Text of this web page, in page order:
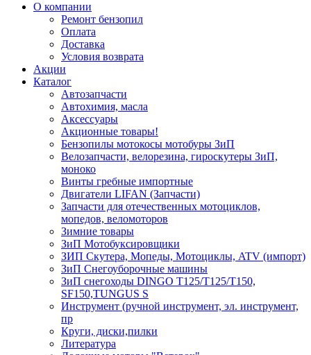
О компании
Ремонт бензопил
Оплата
Доставка
Условия возврата
Акции
Каталог
Автозапчасти
Автохимия, масла
Аксессуары
Акционные товары!
Бензопилы мотокосы мотобуры ЗиП
Велозапчасти, велорезина, гироскутеры ЗиП,
моноко
Винты гребные импортные
Двигатели LIFAN (Запчасти)
Запчасти для отечественных мотоциклов,
мопедов, веломоторов
Зимние товары
ЗиП Мотобуксировщики
ЗИП Скутера, Мопеды, Мотоциклы, ATV (импорт)
ЗиП Снегоуборочные машины
ЗиП снегоходы DINGO T125/T125/T150,
SF150,TUNGUS S
Инструмент (ручной инструмент, эл. инструмент,
пр
Круги, диски,пилки
Литература